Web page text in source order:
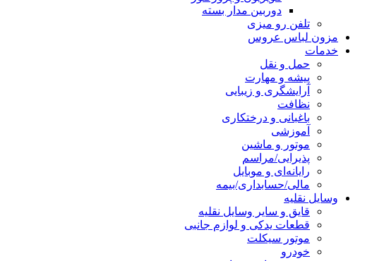
دوربین مدار بسته
تلفن رو میزی
مزون لباس عروس
خدمات
حمل و نقل
پیشه و مهارت
آرایشگری و زیبایی
نظافت
باغبانی و درختکاری
آموزشی
موتور و ماشین
پذیرایی/مراسم
رایانه‌ای و موبایل
مالی/حسابداری/بیمه
وسایل نقلیه
قایق و سایر وسایل نقلیه
قطعات یدکی و لوازم جانبی
موتور سیکلت
خودرو